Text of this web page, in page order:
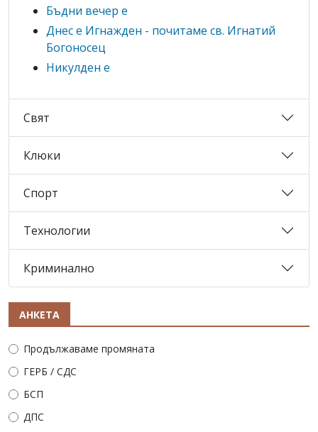
Бъдни вечер е
Днес е Игнажден - почитаме св. Игнатий
Богоносец
Никулден е
Свят
Клюки
Спорт
Технологии
Криминално
АНКЕТА
Продължаваме промяната
ГЕРБ / СДС
БСП
ДПС